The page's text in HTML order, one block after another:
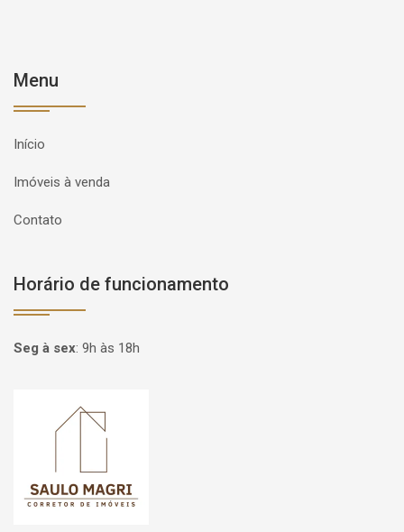
Menu
Início
Imóveis à venda
Contato
Horário de funcionamento
Seg à sex: 9h às 18h
Página inicial